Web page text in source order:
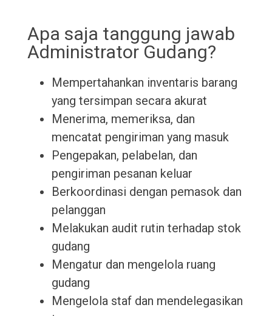
Apa saja tanggung jawab
Administrator Gudang?
Mempertahankan inventaris barang
yang tersimpan secara akurat
Menerima, memeriksa, dan
mencatat pengiriman yang masuk
Pengepakan, pelabelan, dan
pengiriman pesanan keluar
Berkoordinasi dengan pemasok dan
pelanggan
Melakukan audit rutin terhadap stok
gudang
Mengatur dan mengelola ruang
gudang
Mengelola staf dan mendelegasikan